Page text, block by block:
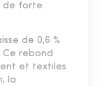
de forte
de 0,6 %
Ce rebond
et textiles
la